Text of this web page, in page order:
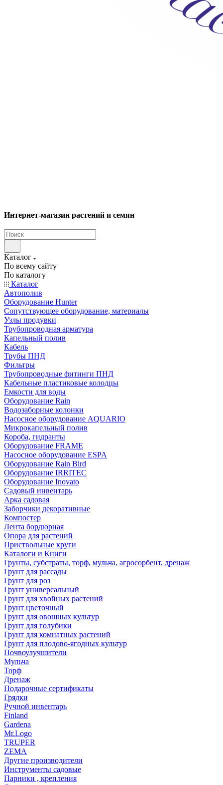
Интернет-магазин растений и семян
Каталог
По всему сайту
По каталогу
Каталог
Автополив
Оборудование Hunter
Сопутствующее оборудование, материалы
Узлы продувки
Трубопроводная арматура
Капельный полив
Кабель
Трубы ПНД
Фильтры
Трубопроводные фитинги ПНД
Кабельные пластиковые колодцы
Емкости для воды
Оборудование Rain
Водозаборные колонки
Насосное оборудование AQUARIO
Микрокапельный полив
Короба, гидранты
Оборудование FRAME
Насосное оборудование ESPA
Оборудование Rain Bird
Оборудование IRRITEC
Оборудование Inovato
Садовый инвентарь
Арка садовая
Заборчики декоративные
Компостер
Лента бордюрная
Опора для растений
Приствольные круги
Каталоги и Книги
Грунты, субстраты, торф, мульча, агросорбент, дренаж
Грунт для рассады
Грунт для роз
Грунт универсальный
Грунт для хвойных растений
Грунт цветочный
Грунт для овощных культур
Грунт для голубики
Грунт для комнатных растений
Грунт для плодово-ягодных культур
Почвоулучшители
Мульча
Торф
Дренаж
Подарочные сертификаты
Грядки
Ручной инвентарь
Finland
Gardena
Mr.Logo
TRUPER
ZEMA
Другие производители
Инструменты садовые
Парники , крепления